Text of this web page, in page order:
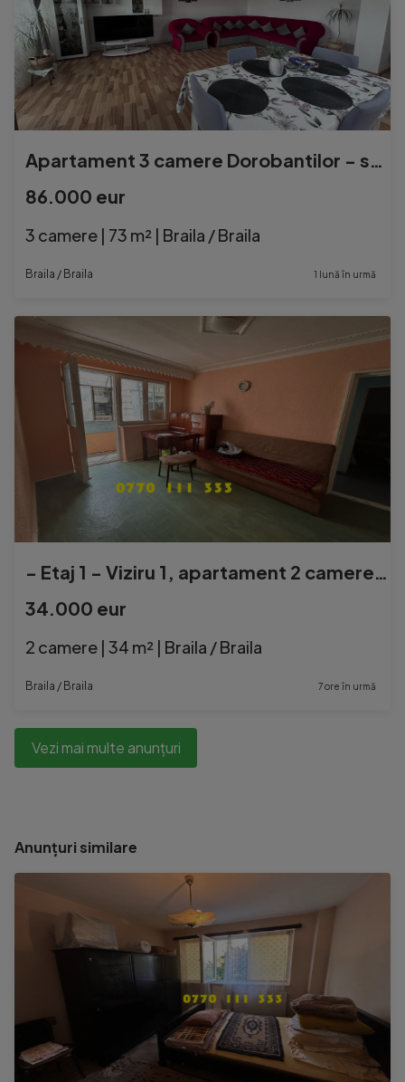
Apartament 3 camere Dorobantilor - suprafata 80mp.
86.000 eur
3 camere | 73 m² | Braila / Braila
Braila / Braila 1 lună în urmă
- Etaj 1 - Viziru 1, apartament 2 camere 36mp.
34.000 eur
2 camere | 34 m² | Braila / Braila
Braila / Braila 7 ore în urmă
Vezi mai multe anunțuri
Anunțuri similare